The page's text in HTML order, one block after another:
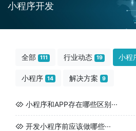
小程序开发
全部 111 行业动态 19 小程
小程序 14 解决方案 9
小程序和APP存在哪些区别···
开发小程序前应该做哪些···